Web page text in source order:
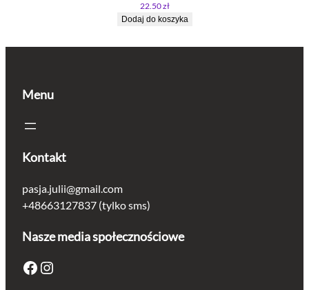
22.50zł
Dodaj do koszyka
Menu
Kontakt
pasja.julii@gmail.com
+48663127837 (tylko sms)
Nasze media społecznościowe
Facebook Instagram